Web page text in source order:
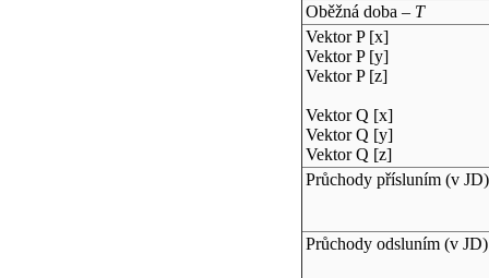
Oběžná doba – T
Vektor P [x]
Vektor P [y]
Vektor P [z]
Vektor Q [x]
Vektor Q [y]
Vektor Q [z]
Průchody přísluním (v JD)
Průchody odsluním (v JD)